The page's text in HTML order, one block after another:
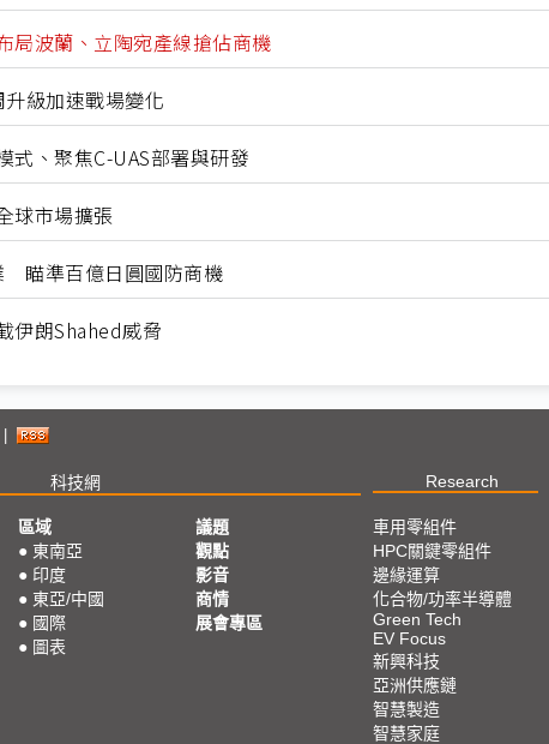
波蘭、立陶宛產線搶佔商機
級加速戰場變化
、聚焦C-UAS部署與研發
球市場擴張
瞄準百億日圓國防商機
伊朗Shahed威脅
科技網 Research
區域
● 東南亞
● 印度
● 東亞/中國
● 國際
● 圖表
議題
觀點
影音
商情
展會專區
車用零組件
HPC關鍵零組件
邊緣運算
化合物/功率半導體
Green Tech
EV Focus
新興科技
亞洲供應鏈
智慧製造
智慧家庭